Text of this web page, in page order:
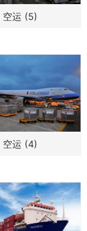
空运 (5)
空运 (4)